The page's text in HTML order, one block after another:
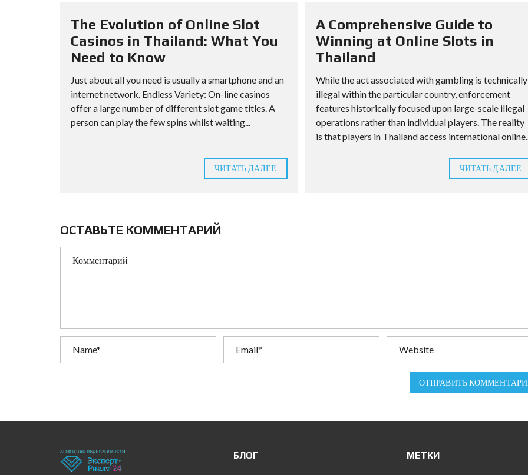
The Evolution of Online Slot
Casinos in Thailand: What You
Need to Know
Just about all you need is usually a smartphone and an
internet network. Endless Variety: On-line casinos
offer a large number of different slot game titles. A
person can play the few spins whilst waiting...
ЧИТАТЬ ДАЛЕЕ
A Comprehensive Guide to
Winning at Online Slots in
Thailand
While the act associated with gambling is technically
illegal within the particular country, enforcement
features historically focused upon large-scale illegal
operations rather than individual players. The reality
is that players in Thailand access international
ЧИТАТЬ ДАЛЕЕ
ОСТАВЬТЕ КОММЕНТАРИЙ
ОТПРАВИТЬ
БЛОГ МЕТКИ